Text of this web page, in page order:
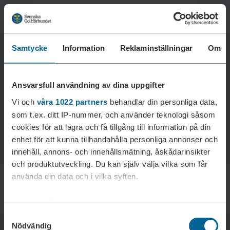
Samtycke Information Reklaminställningar Om
Ansvarsfull användning av dina uppgifter
Vi och våra 1022 partners behandlar din personliga data,
som t.ex. ditt IP-nummer, och använder teknologi såsom
cookies för att lagra och få tillgång till information på din
enhet för att kunna tillhandahålla personliga annonser och
innehåll, annons- och innehållsmätning, åskådarinsikter
och produktutveckling. Du kan själv välja vilka som får
använda din data och i vilka syften.
Med din tillåtelse skulle vi även vilja:
kan ha en noggrannhet på upp till flera meter
Nödvändig
Laddar reklam...